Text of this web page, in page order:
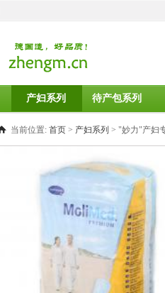
产妇系列 待产包系列
当前位置: 首页 > 产妇系列 > "妙力"产妇